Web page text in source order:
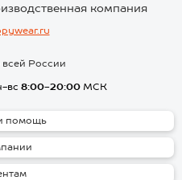
компания
всей России
вс 8:00-20:00 МСК
помощь